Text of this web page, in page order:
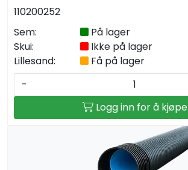
110200252
Sem:
På lager
Skui:
Ikke på lager
Lillesand:
Få på lager
-
Logg inn for å kjøpe